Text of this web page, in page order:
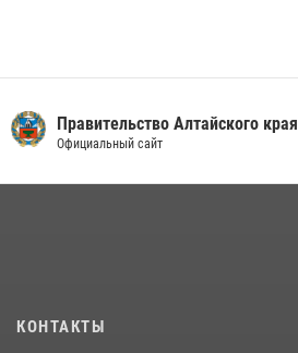
Правительство Алтайского края
Официальный сайт
КОНТАКТЫ